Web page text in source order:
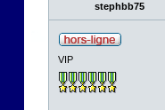
stephbb75
VIP